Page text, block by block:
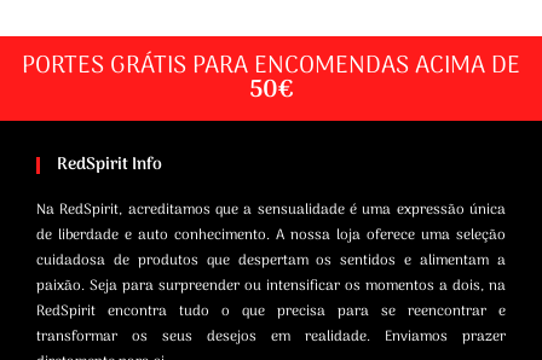
PORTES GRÁTIS PARA ENCOMENDAS ACIMA DE
50€
RedSpirit Info
Na RedSpirit, acreditamos que a sensualidade é uma expressão única
de liberdade e auto conhecimento. A nossa loja oferece uma seleção
cuidadosa de produtos que despertam os sentidos e alimentam a
paixão. Seja para surpreender ou intensificar os momentos a dois, na
RedSpirit encontra tudo o que precisa para se reencontrar e
transformar os seus desejos em realidade. Enviamos prazer